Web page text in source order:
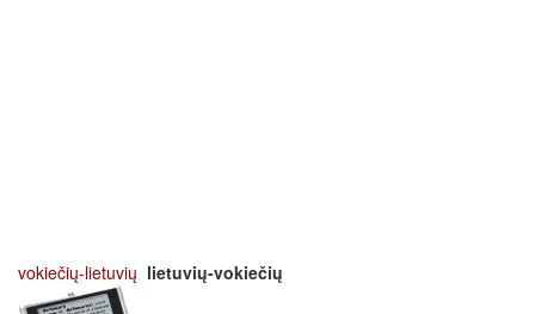
vokiečių-lietuvių lietuvių-vokiečių